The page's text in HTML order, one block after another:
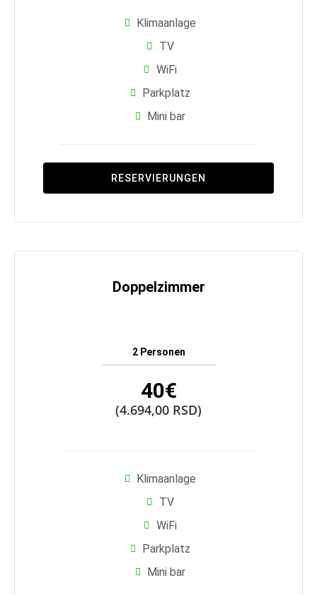
Klimaanlage
TV
WiFi
Parkplatz
Mini bar
RESERVIERUNGEN
Doppelzimmer
2 Personen
40€
(4.694,00 RSD)
Klimaanlage
TV
WiFi
Parkplatz
Mini bar